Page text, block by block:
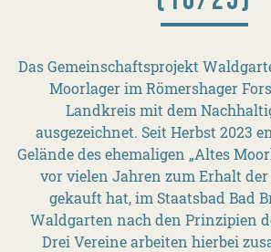
Das Gemeinschaftsprojekt
Moorlager im Römershager
Landkreis mit dem
ausgezeichnet. Seit Herbst 2023
Gelände des ehemaligen „Altes
vor vielen Jahren zum Erhalt
gekauft hat, im Staatsbad Bad
Waldgarten nach den Prinzipien
Drei Vereine arbeiten hierbei